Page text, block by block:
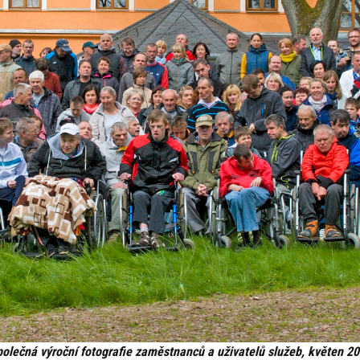
výroční fotografie zaměstnanců a uživatelů služeb, květen